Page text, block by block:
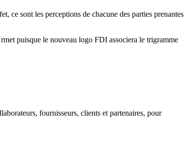
ce sont les perceptions de chacune des parties prenantes
puisque le nouveau logo FDI associera le trigramme
fournisseurs, clients et partenaires, pour